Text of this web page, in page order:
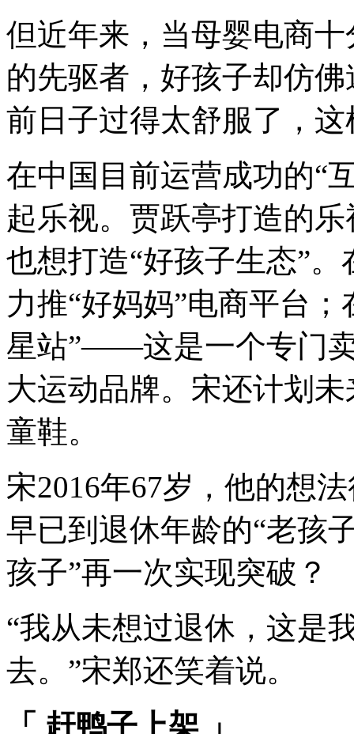
但近年来，当母婴电商
的先驱者，好孩子却仿佛
前日子过得太舒服了，
在中国目前运营成功的“
起乐视。贾跃亭打造的
也想打造“好孩子生态”
力推“好妈妈”电商平台
星站”——这是一个专门
大运动品牌。宋还计划
童鞋。
宋2016年67岁，他的想
早已到退休年龄的“老孩
孩子”再一次实现突破？
“我从未想过退休，这是
去。”宋郑还笑着说。
「 赶鸭子上架 」